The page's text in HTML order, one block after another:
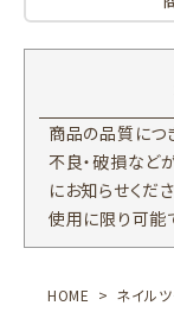
商品の品質につ
不良・破損など
にお知らせくだ
使用に限り可能
HOME ネイル